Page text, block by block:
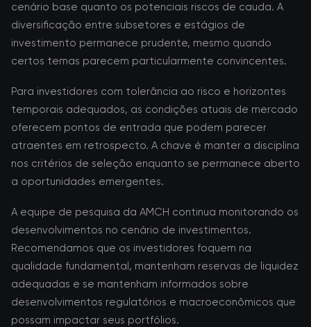
cenário base quanto os potenciais riscos de cauda. A
diversificação entre subsetores e estágios de
investimento permanece prudente, mesmo quando
certos temas parecem particularmente convincentes.
Para investidores com tolerância ao risco e horizontes
temporais adequados, as condições atuais de mercado
oferecem pontos de entrada que podem parecer
atraentes em retrospecto. A chave é manter a disciplina
nos critérios de seleção enquanto se permanece aberto
a oportunidades emergentes.
A equipe de pesquisa da AMCH continua monitorando os
desenvolvimentos no cenário de investimentos.
Recomendamos que os investidores foquem na
qualidade fundamental, mantenham reservas de liquidez
adequadas e se mantenham informados sobre
desenvolvimentos regulatórios e macroeconômicos que
possam impactar seus portfólios.